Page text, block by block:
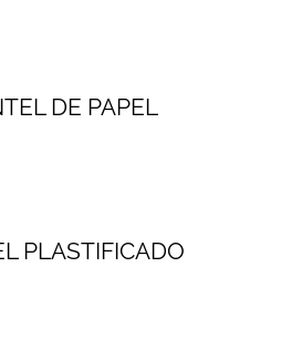
DE PAPEL
PLASTIFICADO